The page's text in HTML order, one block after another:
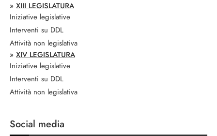
» XIII LEGISLATURA
Iniziative legislative
Interventi su DDL
Attività non legislativa
» XIV LEGISLATURA
Iniziative legislative
Interventi su DDL
Attività non legislativa
Social media